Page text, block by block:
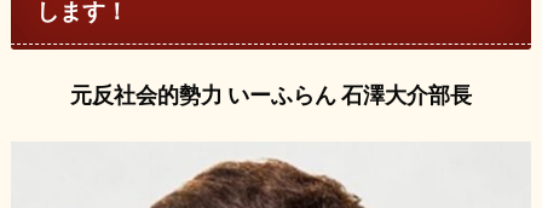
します！
元反社会的勢力 いーふらん 石澤大介部長